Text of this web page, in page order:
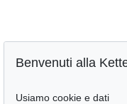
Benvenuti alla
Usiamo cookie e dati